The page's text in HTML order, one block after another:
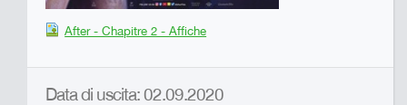
After - Chapitre 2 - Affiche
Data di uscita: 02.09.2020